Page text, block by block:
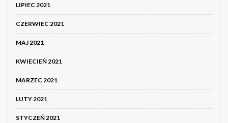
LIPIEC 2021
CZERWIEC 2021
MAJ 2021
KWIECIEŃ 2021
MARZEC 2021
LUTY 2021
STYCZEŃ 2021